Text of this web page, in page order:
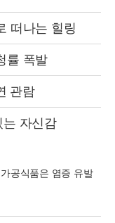
떠나는 힐링
률 폭발
관람
는 자신감
공식품은 염증 유발